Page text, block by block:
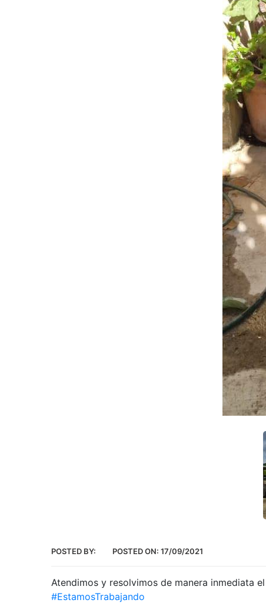
POSTED BY: POSTED ON: 17/09/2021
Atendimos y resolvimos de manera inmediata
#EstamosTrabajando